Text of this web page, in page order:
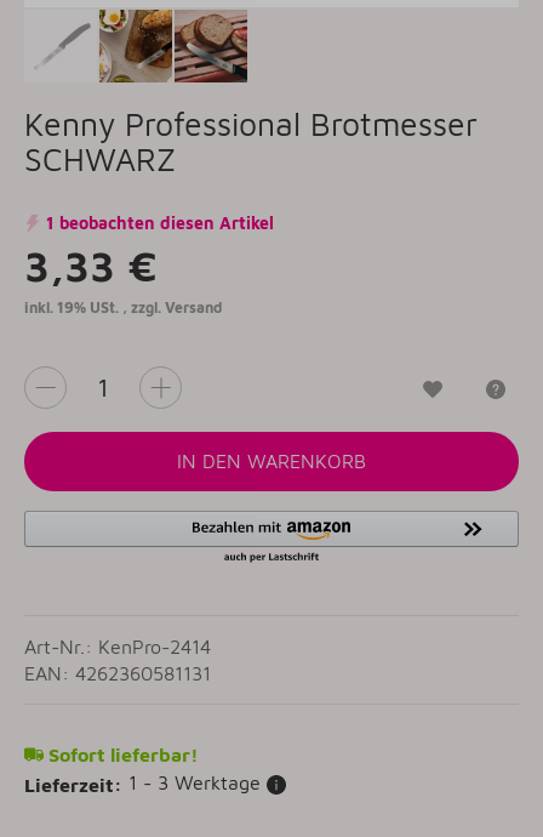
Kenny Professional Brotmesser
SCHWARZ
1 beobachten diesen Artikel
3,33 €
inkl. 19% USt. , zzgl. Versand
IN DEN WARENKORB
Art-Nr.: KenPro-2414
EAN: 4262360581131
Sofort lieferbar!
Lieferzeit: 1 - 3 Werktage